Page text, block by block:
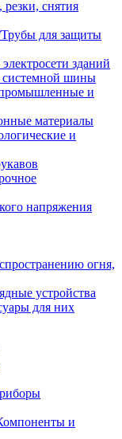
снятия
для защиты
зданий
системной шины
промышленные и
материалы
и
напряжения
огня,
устройства
для них
и